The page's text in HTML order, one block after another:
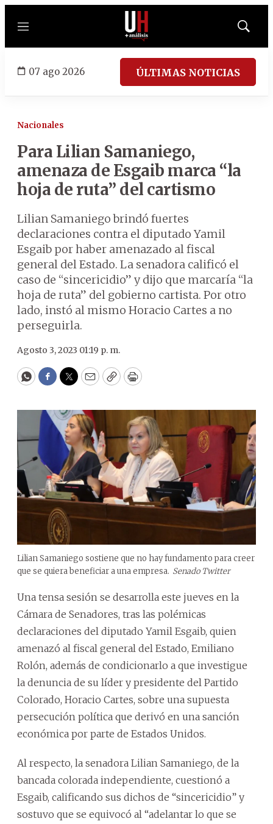
Menú
Mostrar
07 ago 2026 ÚLTIMAS NOTICIAS
Nacionales
Para Lilian Samaniego,
amenaza de Esgaib marca “la
hoja de ruta” del cartismo
Lilian Samaniego brindó fuertes
declaraciones contra el diputado Yamil
Esgaib por haber amenazado al fiscal
general del Estado. La senadora calificó el
caso de “sincericidio” y dijo que marcaría “la
hoja de ruta” del gobierno cartista. Por otro
lado, instó al mismo Horacio Cartes a no
perseguirla.
Agosto 3, 2023 01:19 p. m.
WhatsApp
Facebook
Twitter
EmailCopyPrint
Lilian Samaniego sostiene que no hay fundamento para creer
que se quiera beneficiar a una empresa. Senado Twitter
Una tensa sesión se desarrolla este jueves en la
Cámara de Senadores, tras las polémicas
declaraciones del diputado Yamil Esgaib, quien
amenazó al fiscal general del Estado, Emiliano
Rolón, además de condicionarlo a que investigue
la denuncia de su líder y presidente del Partido
Colorado, Horacio Cartes, sobre una supuesta
persecución política que derivó en una sanción
económica por parte de Estados Unidos.
Al respecto, la senadora Lilian Samaniego, de la
bancada colorada independiente, cuestionó a
Esgaib, calificando sus dichos de “sincericidio” y
sostuvo que se equivocó al “adelantar lo que se